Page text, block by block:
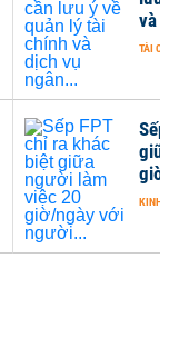
KINH
và
TÀI